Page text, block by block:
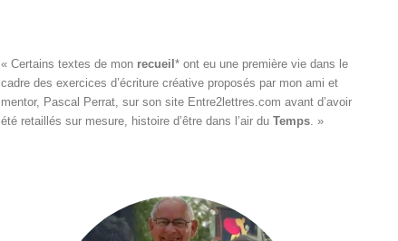
« Certains textes de mon recueil * ont eu une première vie dans le
cadre des exercices d’écriture créative proposés par mon ami et
mentor, Pascal Perrat, sur son site Entre2lettres.com avant d’avoir
été retaillés sur mesure, histoire d’être dans l’air du Temps. »